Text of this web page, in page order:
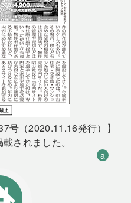
号（2020.11.16発行）】
されました。
a